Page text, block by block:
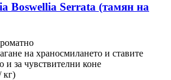
Boswellia Serrata (тамян на
на храносмилането и ставите
и за чувствителни коне
кг)